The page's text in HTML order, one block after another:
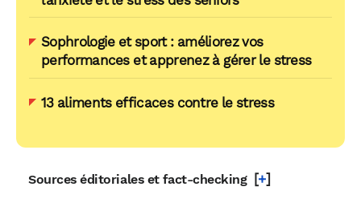
Sophrologie et sport : améliorez vos
performances et apprenez à gérer le stress
13 aliments efficaces contre le stress
Sources éditoriales et fact-checking [+]